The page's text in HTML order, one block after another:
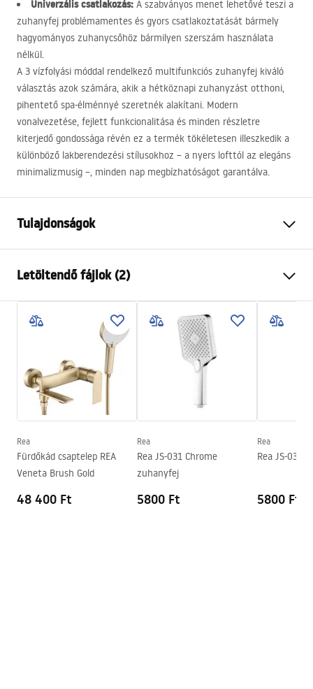
Univerzális csatlakozás: A szabványos menet lehetővé teszi a
zuhanyfej problémamentes és gyors csatlakoztatását bármely
hagyományos zuhanycsőhöz bármilyen szerszám használata
nélkül.
A 3 vízfolyási móddal rendelkező multifunkciós zuhanyfej kiváló
választás azok számára, akik a hétköznapi zuhanyzást otthoni,
pihentető spa-élménnyé szeretnék alakítani. Modern
vonalvezetése, fejlett funkcionalitása és minden részletre
kiterjedő gondossága révén ez a termék tökéletesen illeszkedik a
különböző lakberendezési stílusokhoz – a nyers lofttól az elegáns
minimalizmusig –, minden nap megbízhatóságot garantálva.
Tulajdonságok
Anyag
Felszerelés
Csavarozható
Szélesség
110 mm
mm
Garancia
24 Hónap
Letöltendő fájlok (2)
Pielęgnacja.pdf
Garanciális feltételek
Warranty_Terms_and_Conditions_Accessories_-_24.pdf
Rea
Fürdőkád csaptelep REA
Veneta Brush Gold
48 400 Ft
Rea
Rea JS-031 Chrome
zuhanyfej
5800 Ft
Rea
Rea JS-031
5800 Ft